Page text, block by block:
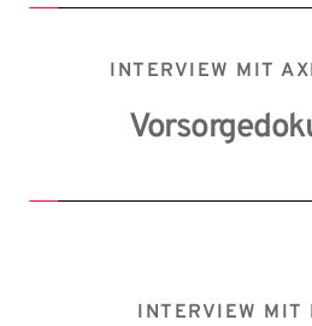
INTERVIEW MIT
INTERVIEW MIT